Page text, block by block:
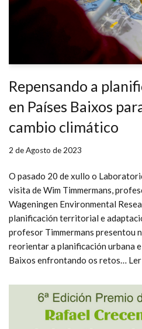
Repensando a
en Países Baixos
cambio climático
2 de Agosto de 2023
O pasado 20 de xullo o
visita de Wim Timmermans,
Wageningen Environmental
planificación territorial e
profesor Timmermans presentou
reorientar a planificación urbana
Baixos enfrontando os retos…